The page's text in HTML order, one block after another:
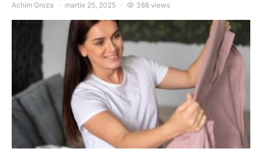
Achim Groza martie 25, 2025 388 views